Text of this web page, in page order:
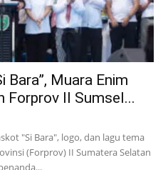
Bara”, Muara Enim
Forprov II Sumsel...
"Si Bara", logo, dan lagu tema
(Forprov) II Sumatera Selatan